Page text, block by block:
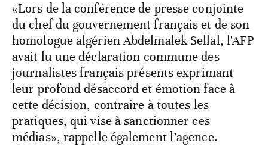
«Lors de la conférence de presse conjointe
du chef du gouvernement français et de son
homologue algérien Abdelmalek Sellal, l'AFP
avait lu une déclaration commune des
journalistes français présents exprimant
leur profond désaccord et émotion face à
cette décision, contraire à toutes les
pratiques, qui vise à sanctionner ces
médias», rappelle également l’agence.